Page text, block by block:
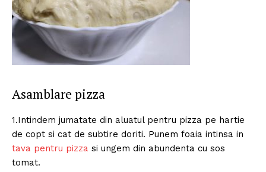
Asamblare pizza
1.Intindem jumatate din aluatul pentru pizza pe hartie
de copt si cat de subtire doriti. Punem foaia intinsa in
tava pentru pizza si ungem din abundenta cu sos
tomat.